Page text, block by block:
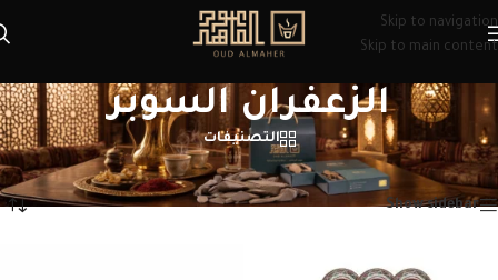
Skip to navigation
Skip to main content
الزعفران السوبر
التصنيفات
الرئيسية/منتجات تحت الوسم “الزعفران السوبر” عرض ⁦3⁩ من كل النتائج
Show sidebar